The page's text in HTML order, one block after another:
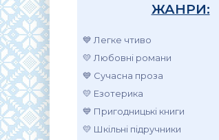
ЖАНРИ:
💙 Легке чтиво
💛 Любовні романи
💙 Сучасна проза
💛 Езотерика
💙 Пригодницькі книги
💛 Шкільні підручники